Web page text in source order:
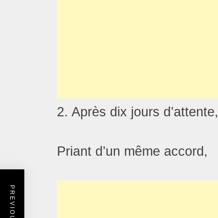
2. Après dix jours d’attente,
Priant d’un même accord,